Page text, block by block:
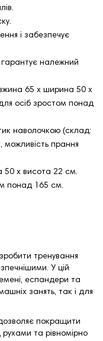
і забезпечує
належний
65 x ширина 50 x
осіб зростом понад
наволочкою (склад:
можливість прання
50 x висота 22 см.
понад 165 см.
тренування
У цій
еспандери та
занять, так і для
покращити
та рівномірно